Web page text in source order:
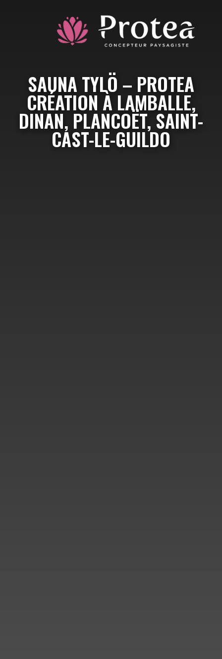
SAUNA TYLÖ – PROTEA
CRÉATION À LAMBALLE,
DINAN, PLANCOËT, SAINT-
CAST-LE-GUILDO